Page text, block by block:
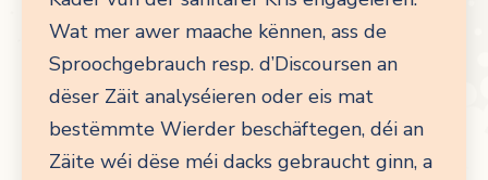
Wat mer awer maache kënnen, ass de
Sproochgebrauch resp. d’Discoursen an
dëser Zäit analyséieren oder eis mat
bestëmmte Wierder beschäftegen, déi an
Zäite wéi dëse méi dacks gebraucht ginn, a